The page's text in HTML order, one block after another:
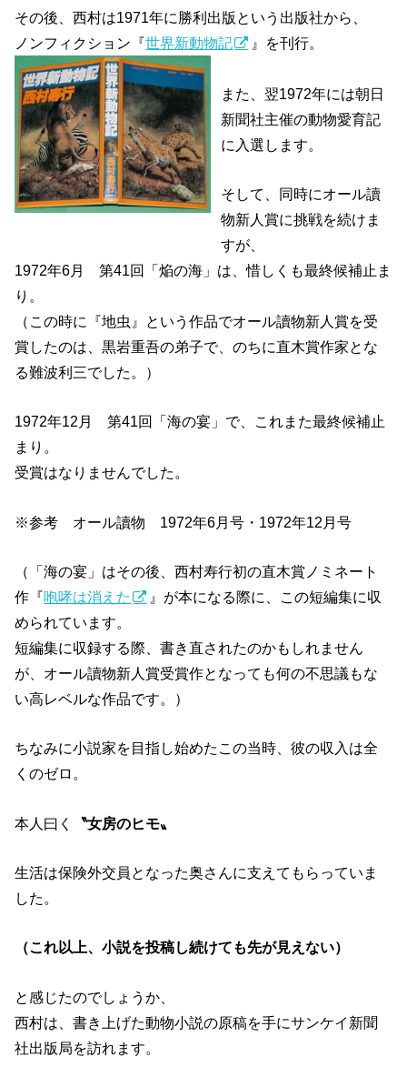
その後、西村は1971年に勝利出版という出版社から、
ノンフィクション『世界新動物記 』を刊行。
また、翌1972年には朝日
新聞社主催の動物愛育記
に入選します。
そして、同時にオール讀
物新人賞に挑戦を続けま
すが、
1972年6月 第41回「焔の海」は、惜しくも最終候補止ま
り。
（この時に『地虫』という作品でオール讀物新人賞を受
賞したのは、黒岩重吾の弟子で、のちに直木賞作家とな
る難波利三でした。）
1972年12月 第41回「海の宴」で、これまた最終候補止
まり。
受賞はなりませんでした。
※参考 オール讀物 1972年6月号・1972年12月号
（「海の宴」はその後、西村寿行初の直木賞ノミネート
作『咆哮は消えた
』が本になる際に、この短編集に収
められています。
短編集に収録する際、書き直されたのかもしれません
が、オール讀物新人賞受賞作となっても何の不思議もな
い高レベルな作品です。）
ちなみに小説家を目指し始めたこの当時、彼の収入は全
くのゼロ。
本人曰く 〝女房のヒモ〟
生活は保険外交員となった奥さんに支えてもらっていま
した。
（これ以上、小説を投稿し続けても先が見えない）
と感じたのでしょうか、
西村は、書き上げた動物小説の原稿を手にサンケイ新聞
社出版局を訪れます。